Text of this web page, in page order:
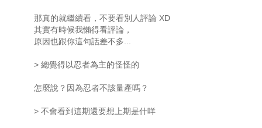
那真的就繼續看，不要看別人評論 XD
其實有時候我懶得看評論，
原因也跟你這句話差不多...
> 總覺得以忍者為主的怪怪的
怎麼說？因為忍者不該量產嗎？
> 不會看到這期還要想上期是什咩